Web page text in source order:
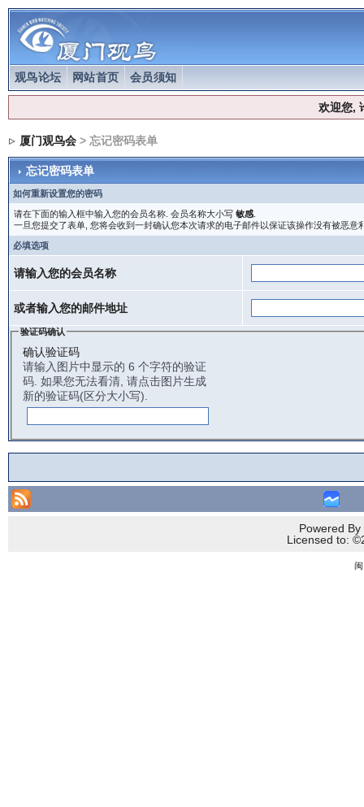
观鸟论坛 网站首页 会员须知
欢迎您,
厦门观鸟会> 忘记密码表单
忘记密码表单
如何重新设置您的密码
请在下面的输入框中输入您的会员名称. 会员名称大小写 敏感.
一旦您提交了表单, 您将会收到一封确认您本次请求的电子邮件以保证该操作没有被恶
必填选项
请输入您的会员名称
或者输入您的邮件地址
验证码确认
确认验证码
请输入图片中显示的 6 个字符的验证
码. 如果您无法看清, 请点击图片生成
新的验证码(区分大小写).
Powered
Licensed to: